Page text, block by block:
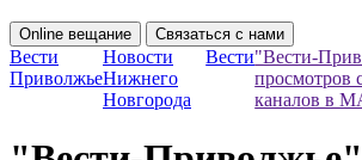
Online вещание Связаться с нами
Вести
Приволжье
Новости
Нижнего
Новгорода
Вести"Вести-
просмотров
каналов в